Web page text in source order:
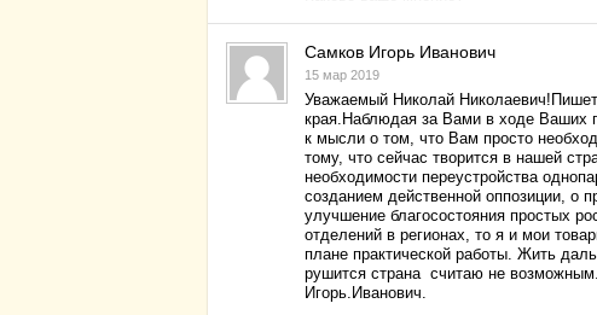
Самков Игорь Иванович
15 мар 2019
Уважаемый Николай
края.Наблюдая за Вами в ходе Ваших
к мысли о том, что Вам просто
тому, что сейчас творится в нашей
необходимости переустройства
созданием действенной оппозиции, о
улучшение благосостояния простых
отделений в регионах, то я и мои
плане практической работы. Жить
рушится страна считаю не
Игорь.Иванович.